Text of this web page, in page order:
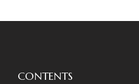
CONTENTS